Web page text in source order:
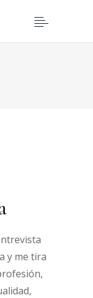
y me tira